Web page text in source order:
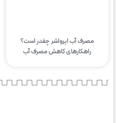
مصرف آب ایرواشر چقدر است؟
راهکارهای کاهش مصرف آب